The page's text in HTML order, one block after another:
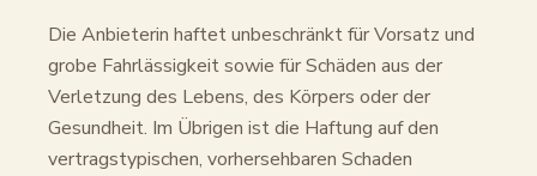
Die Anbieterin haftet unbeschränkt für Vorsatz und
grobe Fahrlässigkeit sowie für Schäden aus der
Verletzung des Lebens, des Körpers oder der
Gesundheit. Im Übrigen ist die Haftung auf den
vertragstypischen, vorhersehbaren Schaden